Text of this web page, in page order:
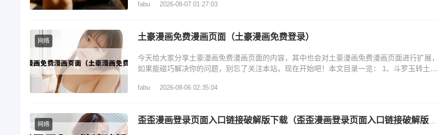
开App Store：在iPhone主屏幕找到并点击“App Store”图标。（注：此图为示例，实际为App
fabu 2026-08-07 01:27:03
网络 土豪漫画免费漫画页面（土豪漫画免费登录）
今天给大家分享土豪漫画免费漫画页面的内容，其中也会对土豪漫画免费漫画页面进行扩展，
如果能碰巧解决你的问题，别忘了关注本站，现在开始吧！本文目录一览： 1、斗罗玉转土豪
4、还有空房吗漫画画免费读漫画土豪漫 5、亲密魔咒第二季在哪看 6、旧版土豪漫画登录页
fabu 2026-08-06 02:35:04
网络